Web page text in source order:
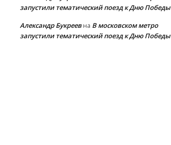
запустили тематический поезд к Дню Победы
Александр Букреевна В московском метро
запустили тематический поезд к Дню Победы